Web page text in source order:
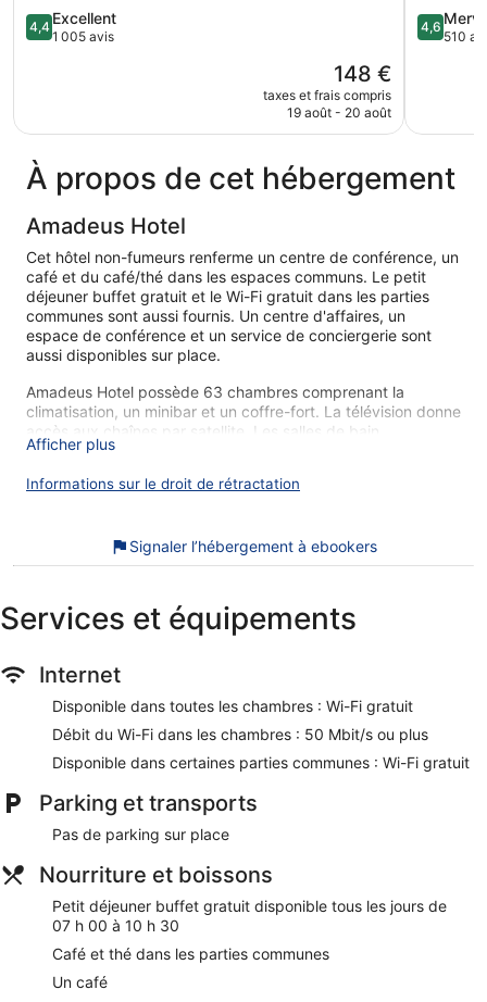
4.4
sur
4,4 Excellent
1 005 avis
Le
nouveau
prix
148 €
taxes et frais compris
19 août - 20 août
4.6
sur
4,6
510
À propos de cet hébergement
Amadeus Hotel
Cet hôtel non-fumeurs renferme un centre de conférence, un
café et du café/thé dans les espaces communs. Le petit
déjeuner buffet gratuit et le Wi-Fi gratuit dans les parties
communes sont aussi fournis. Un centre d'affaires, un
espace de conférence et un service de conciergerie sont
aussi disponibles sur place.
Amadeus Hotel possède 63 chambres comprenant la
climatisation, un minibar et un coffre-fort. La télévision donne
accès aux chaînes par satellite. Les salles de bain
comprennent une baignoire ou une douche avec un
de toilette gratuits et un sèche-cheveux.
apprécieront des bureaux, des chaises de bureau et un
Nos clients nous ont dit qu'ils avaient été enchantés par
vous serez en liaison directe avec le centre des congrès et à
Dans cet hébergement, vous profiterez de prestations de
choix comme le petit déjeuner gratuit et l'accès Wi-Fi à
Internet gratuit, sans oublier un café. Cet hébergement
propose des services et équipements pour chouchouter les
boules de tous poils, notamment des gamelles pour l'eau et
la nourriture.
Petit déjeuner buffet gratuit servi tous les jours
Wi-Fi gratuit (vitesse : 50 Mbit/s ou plus)
Si vous avez un creux, vous pourrez reprendre des
forces au café sur place
Parmi les services offerts, vous trouverez un service de
nettoyage à sec / blanchisserie, un service de
conciergerie et une consigne à bagages
Afficher plus
Informations sur le droit de rétractation
Signaler l’hébergement à ebookers
Services et équipements
Internet
Disponible dans toutes les chambres : Wi-Fi gratuit
Débit du Wi-Fi dans les chambres : 50 Mbit/s ou plus
Disponible dans certaines parties communes : Wi-Fi gratuit
Parking et transports
Pas de parking sur place
Nourriture et boissons
Petit déjeuner buffet gratuit disponible tous les jours de
07 h 00 à 10 h 30
Café et thé dans les parties communes
Un café